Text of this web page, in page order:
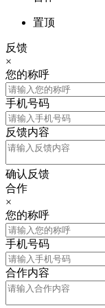
置顶
反馈
×
您的称呼
手机号码
反馈内容
确认反馈
合作
×
您的称呼
手机号码
合作内容